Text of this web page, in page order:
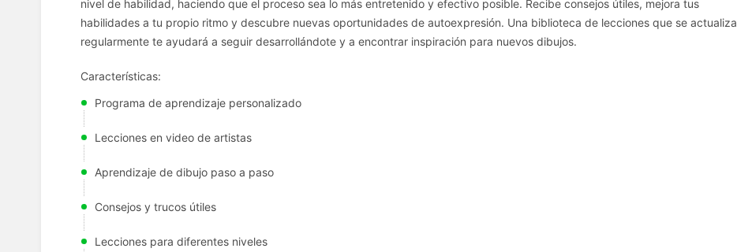
nivel de habilidad, haciendo que el proceso sea lo más entretenido y efectivo posible. Recibe consejos útiles, mejora tus
habilidades a tu propio ritmo y descubre nuevas oportunidades de autoexpresión. Una biblioteca de lecciones que se actualiza
regularmente te ayudará a seguir desarrollándote y a encontrar inspiración para nuevos dibujos.
Características:
Programa de aprendizaje personalizado
Lecciones en video de artistas
Aprendizaje de dibujo paso a paso
Consejos y trucos útiles
Lecciones para diferentes niveles